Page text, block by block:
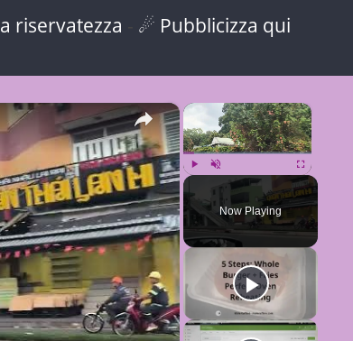
riservatezza ☄ Pubblicizza qui
×
Unmute Fullscreen
Now Playing
×